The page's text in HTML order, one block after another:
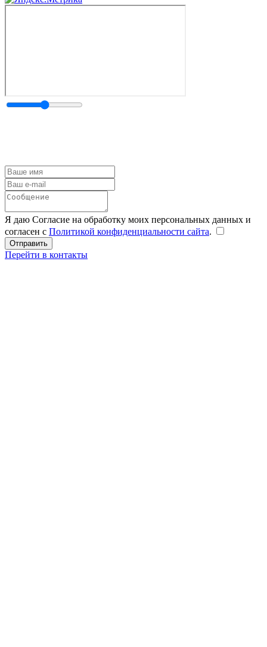
Я даю Согласие на обработку моих персональных данных и
согласен с Политикой конфиденциальности сайта.
Перейти в контакты